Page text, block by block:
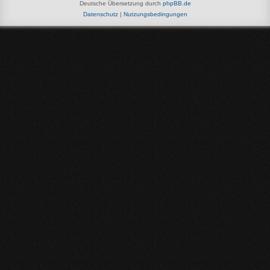
Deutsche Übersetzung durch phpBB.de
Datenschutz| Nutzungsbedingungen